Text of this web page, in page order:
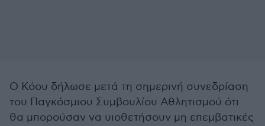
Ο Κόου δήλωσε μετά τη σημερινή συνεδρίαση
του Παγκόσμιου Συμβουλίου Αθλητισμού ότι
θα μπορούσαν να υιοθετήσουν μη επεμβατικές